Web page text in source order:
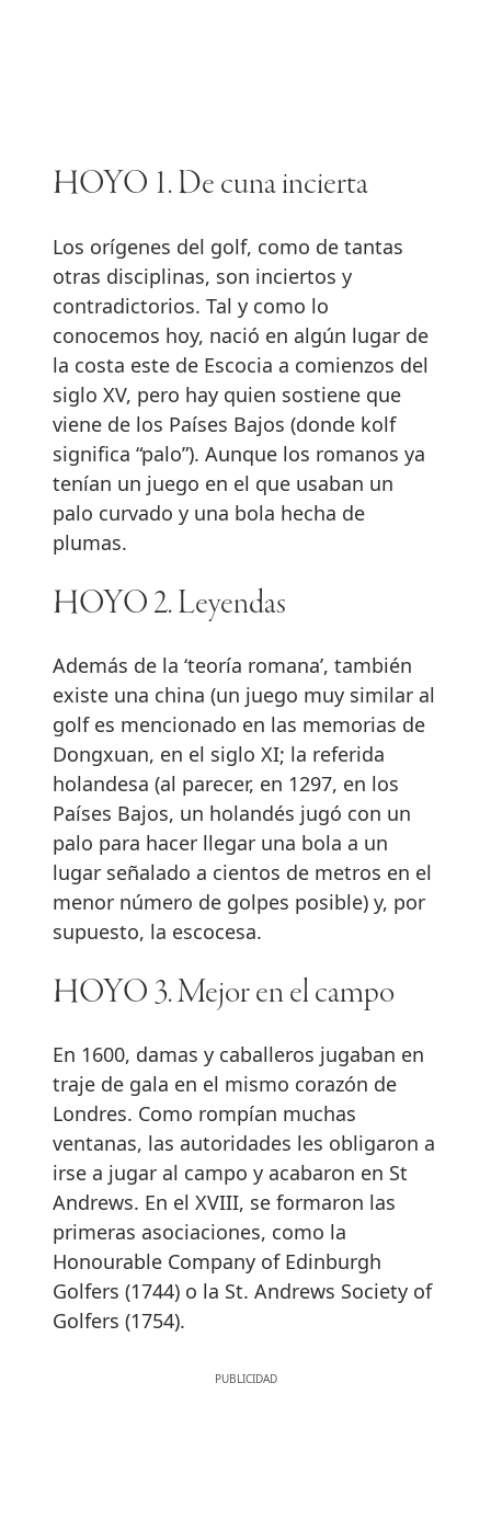
HOYO 1. De cuna incierta
Los orígenes del golf, como de tantas
otras disciplinas, son inciertos y
contradictorios. Tal y como lo
conocemos hoy, nació en algún lugar de
la costa este de Escocia a comienzos del
siglo XV, pero hay quien sostiene que
viene de los Países Bajos (donde kolf
significa “palo”). Aunque los romanos ya
tenían un juego en el que usaban un
palo curvado y una bola hecha de
plumas.
HOYO 2. Leyendas
Además de la ‘teoría romana’, también
existe una china (un juego muy similar al
golf es mencionado en las memorias de
Dongxuan, en el siglo XI; la referida
holandesa (al parecer, en 1297, en los
Países Bajos, un holandés jugó con un
palo para hacer llegar una bola a un
lugar señalado a cientos de metros en el
menor número de golpes posible) y, por
supuesto, la escocesa.
HOYO 3. Mejor en el campo
En 1600, damas y caballeros jugaban en
traje de gala en el mismo corazón de
Londres. Como rompían muchas
ventanas, las autoridades les obligaron a
irse a jugar al campo y acabaron en St
Andrews. En el XVIII, se formaron las
primeras asociaciones, como la
Honourable Company of Edinburgh
Golfers (1744) o la St. Andrews Society of
Golfers (1754).